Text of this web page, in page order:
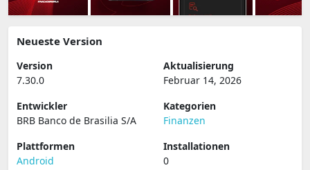
Neueste Version
Version
7.30.0
Aktualisierung
Februar 14, 2026
Entwickler
BRB Banco de Brasilia S/A
Kategorien
Finanzen
Plattformen
Android
Installationen
0